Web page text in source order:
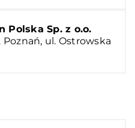
Polska Sp. z o.o.
Poznań, ul. Ostrowska